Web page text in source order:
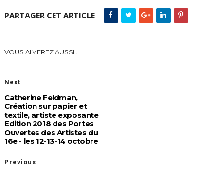
PARTAGER CET ARTICLE
VOUS AIMEREZ AUSSI...
Next
Catherine Feldman,
Création sur papier et
textile, artiste exposante
Edition 2018 des Portes
Ouvertes des Artistes du
16e - les 12-13-14 octobre
Previous